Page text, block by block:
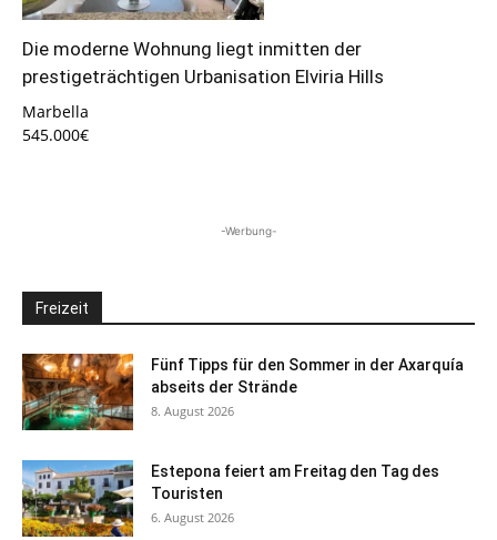
Die moderne Wohnung liegt inmitten der
prestigeträchtigen Urbanisation Elviria Hills
Marbella
545.000€
-Werbung-
Freizeit
Fünf Tipps für den Sommer in der Axarquía
abseits der Strände
8. August 2026
Estepona feiert am Freitag den Tag des
Touristen
6. August 2026